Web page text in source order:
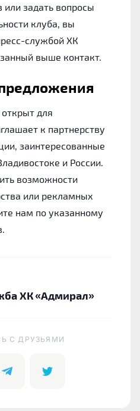
или задать вопросы
клуба, вы
службой ХК
выше контакт.
для
к партнерству
заинтересованные
и России.
возможности
или рекламных
нам по указанному
ХК «Адмирал»
C ДРУЗЬЯМИ